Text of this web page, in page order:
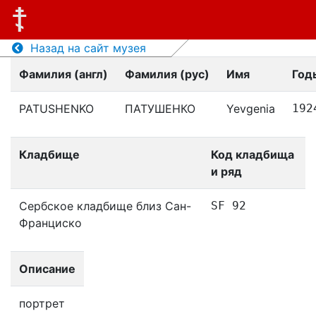
Назад на сайт музея
Фамилия (англ)
Фамилия (рус) Имя
PATUSHENKO ПАТУШЕНКО Yevgenia
Кладбище
Код кладбища
и ряд
Сербское кладбище близ Сан-
Франциско
SF 92
Описание
портрет